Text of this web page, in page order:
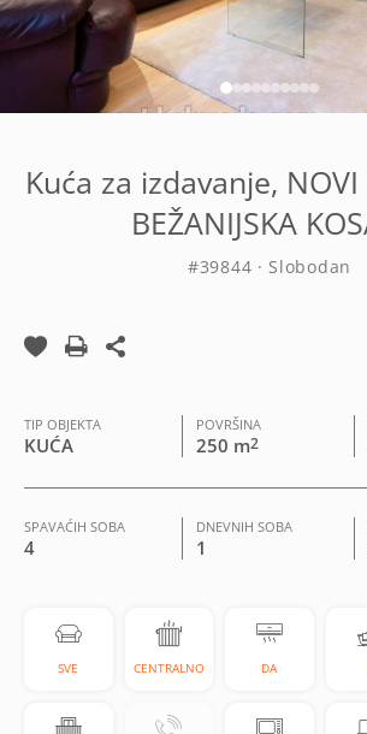
Korisne informacije
Reference
Kontakt
Kuća za izdavanje, NOVI
BEŽANIJSKA
#39844 · Slobodan
TIP OBJEKTA
KUĆA
POVRŠINA
250 m2
SPAVAĆIH SOBA
4
DNEVNIH SOBA
1
SVE CENTRALNO DA